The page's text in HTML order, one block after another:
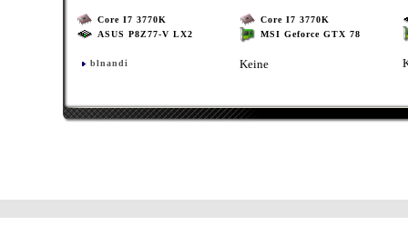
Core I7 3770K
ASUS P8Z77-V LX2
blnandi
Core I7 3770K
MSI Geforce GTX 78
Keine